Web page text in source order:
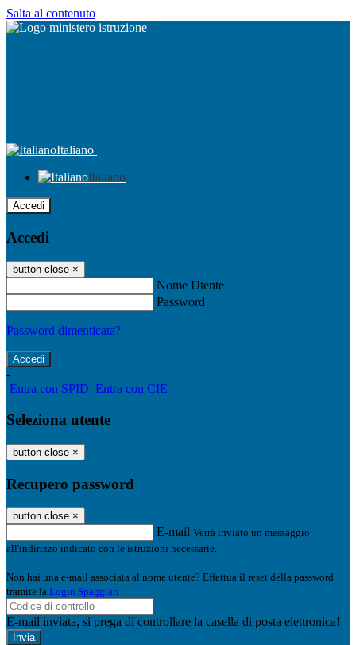
Salta al contenuto
Italiano
Italiano
Accedi
Accedi
button close ×
Nome Utente
Password
Password dimenticata?
-
Entra con SPID Entra con CIE
Seleziona utente
button close ×
Recupero password
button close ×
E-mail Verrà inviato un messaggio
all'indirizzo indicato con le istruzioni necessarie.
Non hai una e-mail associata al nome utente? Effettua il reset della password
tramite la Login Spaggiari
E-mail inviata, si prega di controllare la casella di posta elettronica!